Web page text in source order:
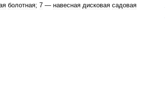
болотная; 7— навесная дисковая садовая